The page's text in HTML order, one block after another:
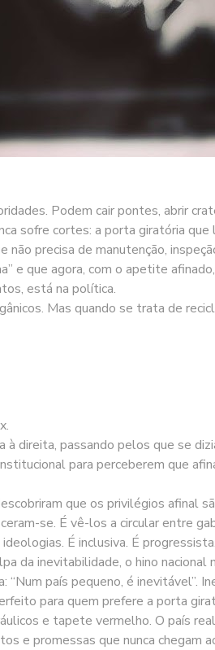
Podem cair pontes, abrir
sofre cortes: a porta giratória
precisa de manutenção,
e que agora, com o apetite
está na política.
Mas quando se trata de
passando pelos que se
para perceberem que
que os privilégios afinal
se. É vê-los a circular entre
É inclusiva. É
da inevitabilidade, o hino nacional
país pequeno, é inevitável”.
para quem prefere a porta
e tapete vermelho. O país
e promessas que nunca chegam